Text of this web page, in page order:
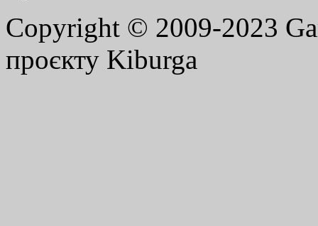
Copyright © 2009-2023
проєкту Kiburga